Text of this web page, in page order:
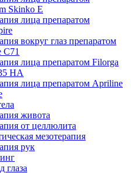
Skinko E
лица препаратом
вокруг глаз препаратом
С71
лица препаратом Filorga
HA
лица препаратом Apriline
живота
от целлюлита
мезотерапия
рук
глаза